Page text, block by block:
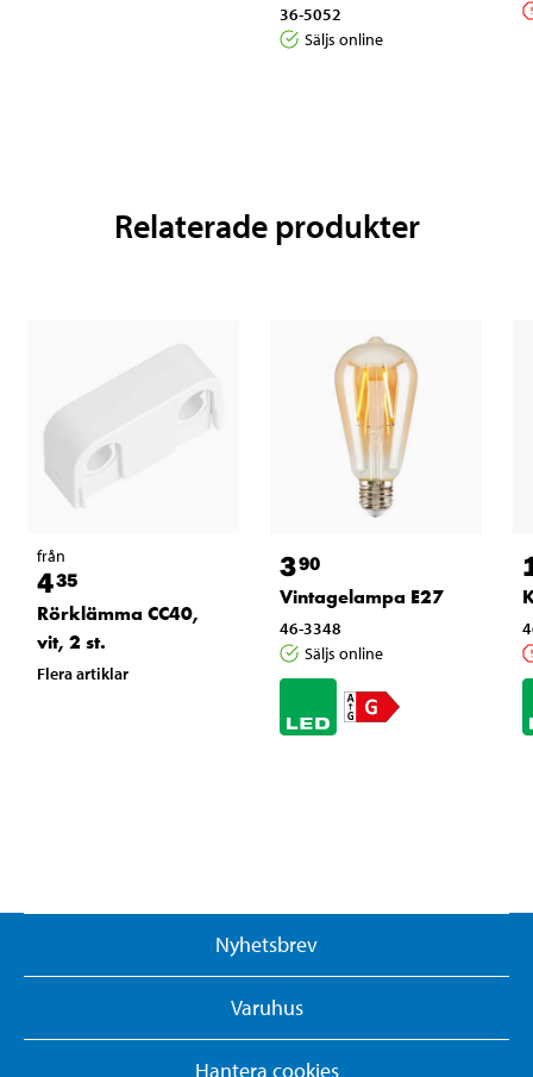
36-5052
Säljs online
Relaterade produkter
från
435
Rörklämma CC40,
vit, 2 st.
Flera artiklar
390
Vintagelampa E27
46-3348
Säljs online
Nyhetsbrev
Varuhus
Hantera cookies